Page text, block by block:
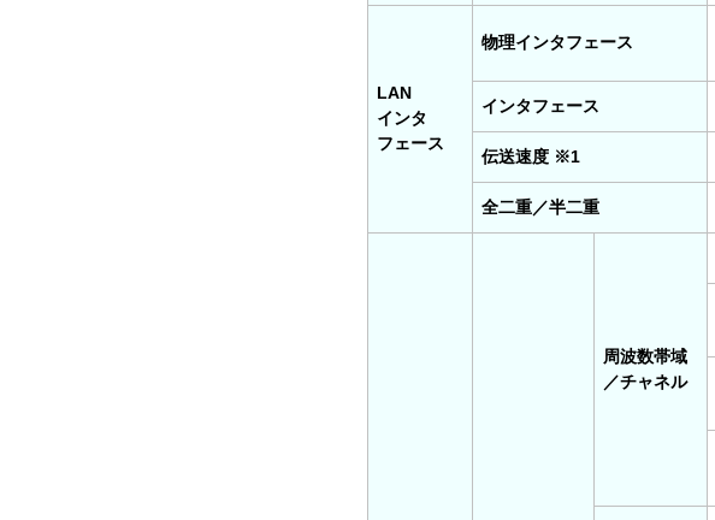
LAN
インタ
フェース
物理インタフェース
インタフェース
伝送速度 ※1
全二重／半二重
周波数帯域
／チャネル